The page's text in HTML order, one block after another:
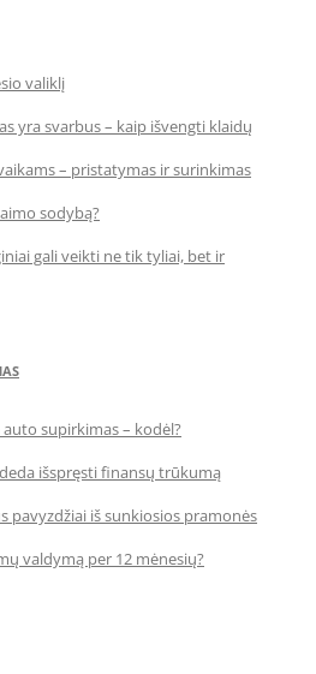
valiklį
yra svarbus – kaip išvengti klaidų
– pristatymas ir surinkimas
sodybą?
gali veikti ne tik tyliai, bet ir
supirkimas – kodėl?
išspręsti finansų trūkumą
pavyzdžiai iš sunkiosios pramonės
valdymą per 12 mėnesių?